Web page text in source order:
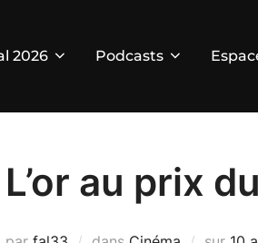
2026 Podcasts
L’or au prix